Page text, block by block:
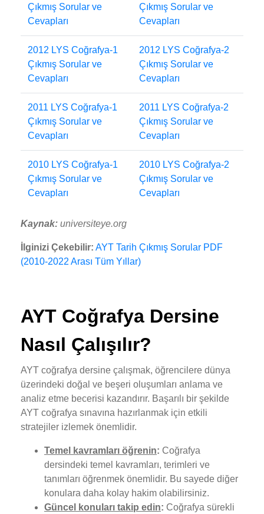
Çıkmış Sorular ve
Cevapları
Çıkmış Sorular ve
Cevapları
2012 LYS Coğrafya-1
Çıkmış Sorular ve
Cevapları
2012 LYS Coğrafya-2
Çıkmış Sorular ve
Cevapları
2011 LYS Coğrafya-1
Çıkmış Sorular ve
Cevapları
2011 LYS Coğrafya-2
Çıkmış Sorular ve
Cevapları
2010 LYS Coğrafya-1
Çıkmış Sorular ve
Cevapları
2010 LYS Coğrafya-2
Çıkmış Sorular ve
Cevapları
Kaynak: universiteye.org
İlginizi Çekebilir: AYT Tarih Çıkmış Sorular PDF
(2010-2022 Arası Tüm Yıllar)
AYT Coğrafya Dersine
Nasıl Çalışılır?
AYT coğrafya dersine çalışmak, öğrencilere dünya
üzerindeki doğal ve beşeri oluşumları anlama ve
analiz etme becerisi kazandırır. Başarılı bir şekilde
AYT coğrafya sınavına hazırlanmak için etkili
stratejiler izlemek önemlidir.
Temel kavramları öğrenin: Coğrafya
dersindeki temel kavramları, terimleri ve
tanımları öğrenmek önemlidir. Bu sayede diğer
konulara daha kolay hakim olabilirsiniz.
Güncel konuları takip edin: Coğrafya sürekli